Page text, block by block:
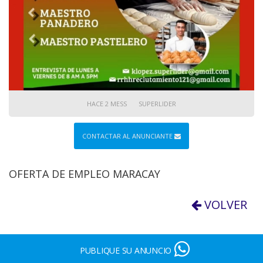
HACE 2 MESS SUPERLIDER
CONTACTAR AL ANUNCIANTE
OFERTA DE EMPLEO MARACAY
VOLVER
PUBLIQUE SU ANUNCIO